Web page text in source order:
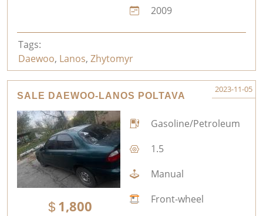
2009
Tags:
Daewoo, Lanos, Zhytomyr
SALE DAEWOO-LANOS POLTAVA
2023-11-05
1,800
Gasoline/Petroleum
1.5
Manual
Front-wheel